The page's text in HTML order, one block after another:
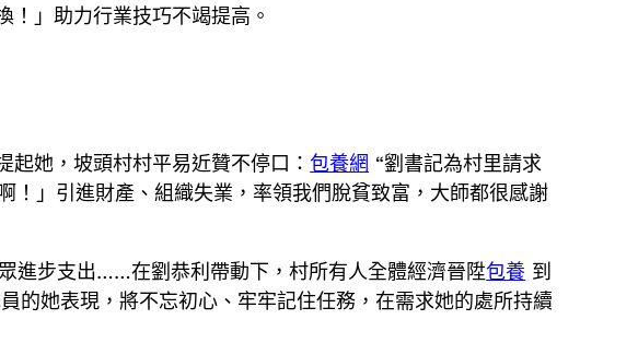
」助力行業技巧不竭提高。
起她，坡頭村村平易近贊不停口：包養網 “劉書記為村里請求
！」引進財產、組織失業，率領我們脫貧致富，大師都很感謝
進步支出……在劉恭利帶動下，村所有人全體經濟晉陞包養 到
的她表現，將不忘初心、牢牢記住任務，在需求她的處所持續